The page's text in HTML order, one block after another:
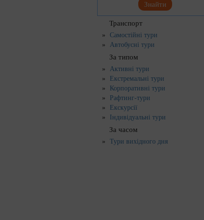
Знайти
Транспорт
Самостійні тури
Автобусні тури
За типом
Активні тури
Екстремальні тури
Корпоративні тури
Рафтинг-тури
Екскурсії
Індивідуальні тури
За часом
Тури вихідного дня